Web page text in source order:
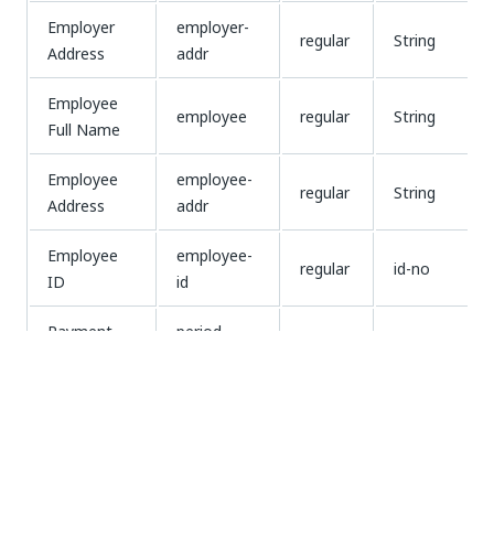
Employer
Address
employer-
addr
regular String
Employee
Full Name
employee regular String
Employee
Address
employee-
addr
regular String
Employee
ID
employee-
id
regular id-no
Payment
period-